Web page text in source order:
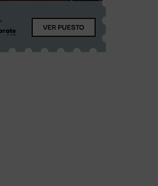
VER PUESTO